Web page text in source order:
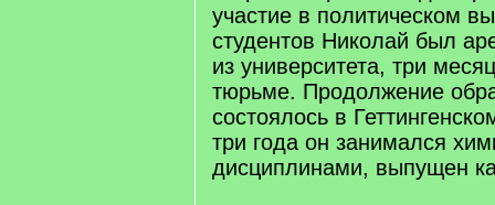
участие в политическом
студентов Николай был
из университета, три
тюрьме. Продолжение
состоялось в
три года он занимался
дисциплинами, выпущен